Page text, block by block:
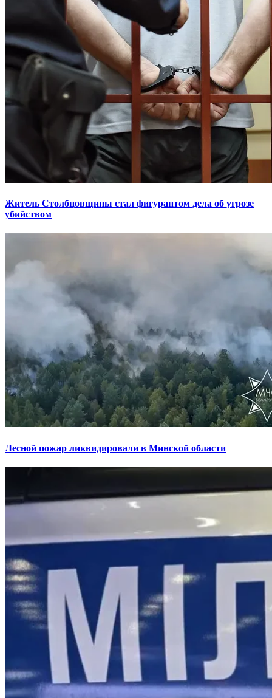
Житель Столбцовщины стал фигурантом дела об угрозе
убийством
Лесной пожар ликвидировали в Минской области